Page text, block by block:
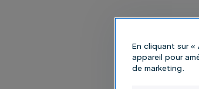
En cliquant sur
appareil pour
de marketing.